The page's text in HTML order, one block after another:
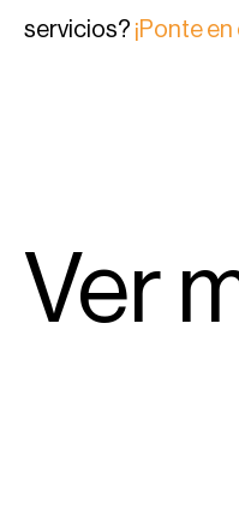
servicios? ¡Ponte
Ver